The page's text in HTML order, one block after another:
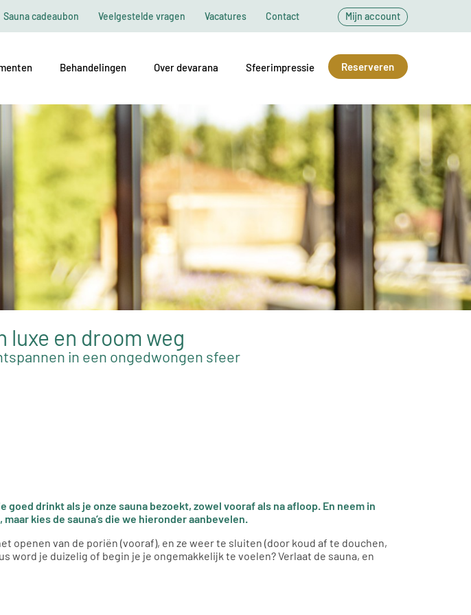
Sauna cadeaubon Veelgestelde vragen Vacatures Contact Mijn account
Behandelingen Over devarana Sfeerimpressie Reserveren
luxe en droom weg
in een ongedwongen sfeer
drinkt als je onze sauna bezoekt, zowel vooraf als na afloop. En neem in
kies de sauna’s die we hieronder aanbevelen.
openen van de poriën (vooraf), en ze weer te sluiten (door koud af te douchen,
word je duizelig of begin je je ongemakkelijk te voelen? Verlaat de sauna, en